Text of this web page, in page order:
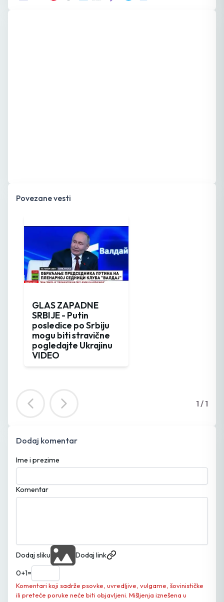
Povezane vesti
GLAS ZAPADNE
SRBIJE - Putin
posledice po Srbiju
mogu biti stravične
pogledajte Ukrajinu
VIDEO
1 / 1
Dodaj komentar
Ime i prezime
Komentar
Dodaj sliku Dodaj link
0+1=
Komentari koji sadrže psovke, uvredljive, vulgarne, šovinističke
ili preteće poruke neće biti objavljeni. Mišljenja iznešena u